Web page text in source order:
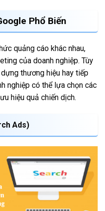
Phổ Biến
quảng cáo khác nhau,
của doanh nghiệp. Tùy
thương hiệu hay tiếp
nghiệp có thể lựa chọn các
hiệu quả chiến dịch.
Ads)